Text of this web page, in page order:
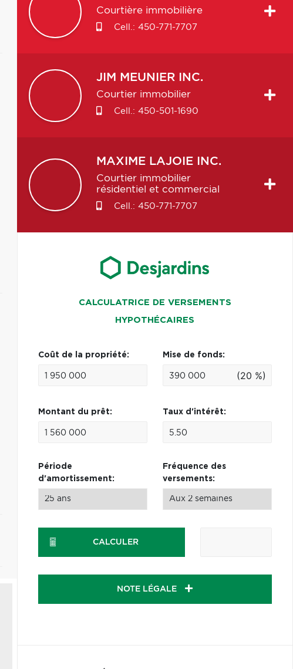
Courtière immobilière
Cell.: 450-771-7707
JIM MEUNIER INC.
Courtier immobilier
Cell.: 450-501-1690
MAXIME LAJOIE INC.
Courtier immobilier
résidentiel et commercial
Cell.: 450-771-7707
CALCULATRICE DE VERSEMENTS
HYPOTHÉCAIRES
Coût de la propriété: Mise de fonds:
(20 %)
Montant du prêt: Taux d'intérêt:
Période
d'amortissement:
Fréquence des
versements:
CALCULER
NOTE LÉGALE